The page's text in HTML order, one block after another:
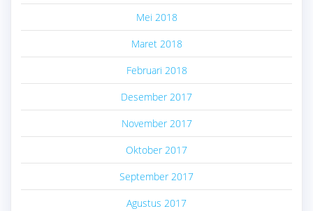
Mei 2018
Maret 2018
Februari 2018
Desember 2017
November 2017
Oktober 2017
September 2017
Agustus 2017